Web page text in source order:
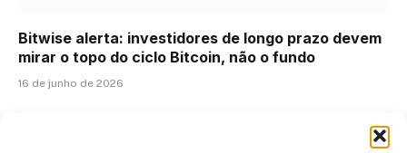
Bitwise alerta: investidores de longo prazo devem
mirar o topo do ciclo Bitcoin, não o fundo
16 de junho de 2026